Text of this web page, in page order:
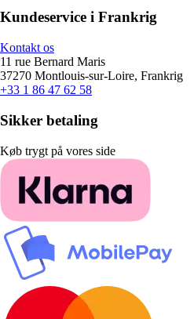
Kundeservice i Frankrig
Kontakt os
11 rue Bernard Maris
37270 Montlouis-sur-Loire, Frankrig
+33 1 86 47 62 58
Sikker betaling
Køb trygt på vores side